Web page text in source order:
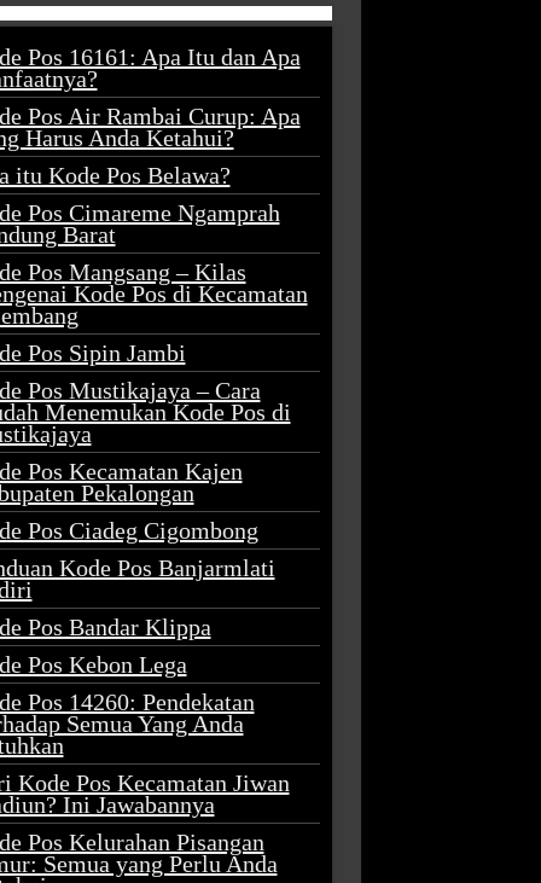
Pos 16161: Apa Itu dan Apa
Pos Air Rambai Curup: Apa
Harus Anda Ketahui?
itu Kode Pos Belawa?
Pos Cimareme Ngamprah
Barat
Pos Mangsang – Kilas
Kode Pos di Kecamatan
Pos Sipin Jambi
Pos Mustikajaya – Cara
Menemukan Kode Pos di
Pos Kecamatan Kajen
Pekalongan
Pos Ciadeg Cigombong
Kode Pos Banjarmlati
Pos Bandar Klippa
Pos Kebon Lega
Pos 14260: Pendekatan
Semua Yang Anda
Kode Pos Kecamatan Jiwan
Ini Jawabannya
Pos Kelurahan Pisangan
Semua yang Perlu Anda